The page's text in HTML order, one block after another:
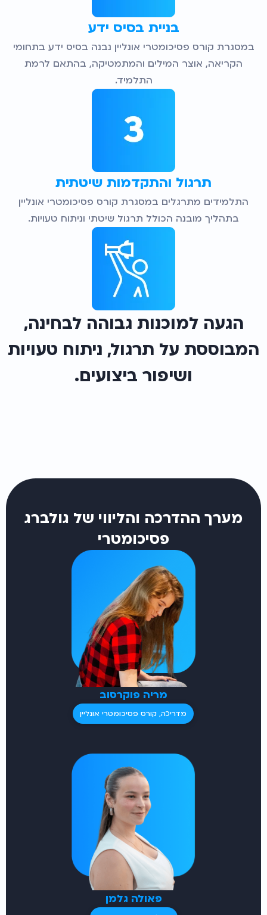
הגעה למוכנות גבוהה לבחינה,
המבוססת על תרגול, ניתוח טעויות
ושיפור ביצועים.
תרגול והתקדמות שיטתית
התלמידים מתרגלים במסגרת קורס פסיכומטרי אונליין
בתהליך מובנה הכולל תרגול שיטתי וניתוח טעויות.
בניית בסיס ידע
במסגרת קורס פסיכומטרי אונליין נבנה בסיס ידע בתחומי
הקריאה, אוצר המילים והמתמטיקה, בהתאם לרמת
התלמיד.
מערך ההדרכה והליווי של גולברג
פסיכומטרי
מריה פוקרסוב
מדריכה, קורס פסיכומטרי אונליין
פאולה גלמן